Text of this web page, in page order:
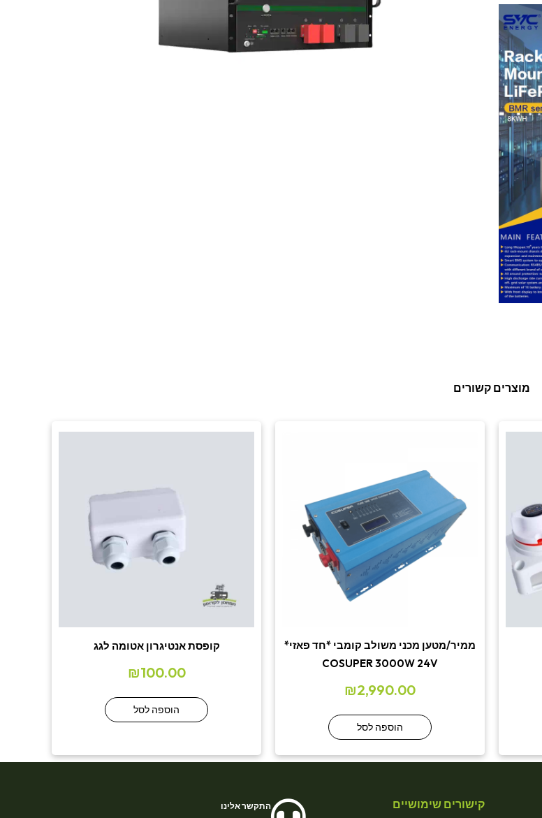
מוצרים קשורים
ממיר/מטען מכני משולב קומבי *חד פאזי*
COSUPER 3000W 24V
₪2,990.00
הוספה לסל
קופסת אנטיגרון אטומה לגג
₪100.00
הוספה לסל
קישורים שימושיים התקשר אלינו